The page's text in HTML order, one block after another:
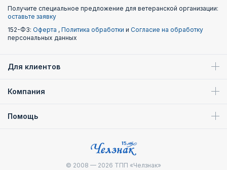
Получите специальное предложение для ветеранской организации:
оставьте заявку
152-ФЗ: Оферта , Политика обработки и Согласие на обработку
персональных данных
Для клиентов
Компания
Помощь
© 2008 — 2026 ТПП «Челзнак»